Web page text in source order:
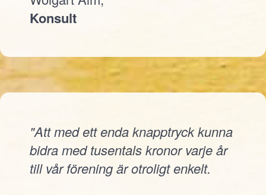
Konsult
"Att med ett enda knapptryck kunna
bidra med tusentals kronor varje år
till vår förening är otroligt enkelt.